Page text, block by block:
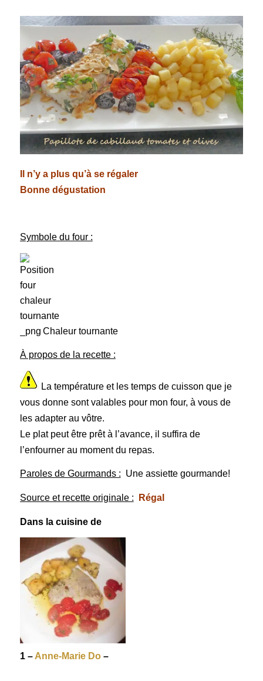
Il n’y a plus qu’à se régaler
Bonne dégustation
Symbole du four :
Chaleur tournante
À propos de la recette :
La température et les temps de cuisson que je
vous donne sont valables pour mon four, à vous de
les adapter au vôtre.
Le plat peut être prêt à l’avance, il suffira de
l’enfourner au moment du repas.
Paroles de Gourmands : Une assiette gourmande!
Source et recette originale : Régal
Dans la cuisine de
1 – Anne-Marie Do–